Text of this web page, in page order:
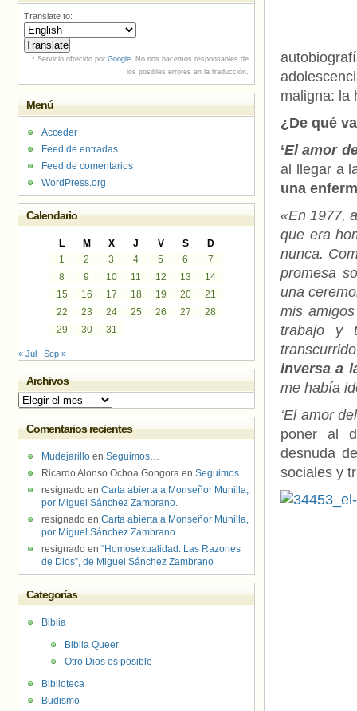
maligna: la
¿De qué
‘El amor
al llegar a
una
«En 1977,
que era
nunca.
promesa
una
mis
trabajo y
inversa a
me había
‘El amor
poner al
desnuda
sociales y
Translate to:
* Servicio ofrecido por Google. No nos hacemos responsables de
los posibles errores en la traducción.
Menú
Acceder
Feed de entradas
Feed de comentarios
WordPress.org
Calendario
L M X J V S
D
1
2 3 4 5 6
7
8
9 10 11 12 13
14
15
16 17 18 19 20
21
22
23 24 25 26 27
28
29
30 31
« Jul Sep »
Archivos
Archivos
Comentarios recientes
Mudejarillo en Seguimos…
Ricardo Alonso Ochoa Gongora en Seguimos…
resignado en Carta abierta a Monseñor Munilla,
por Miguel Sánchez Zambrano.
resignado en Carta abierta a Monseñor Munilla,
por Miguel Sánchez Zambrano.
resignado en “Homosexualidad. Las Razones
de Dios”, de Miguel Sánchez Zambrano
Categorías
Biblia
Biblia Queer
Otro Dios es posible
Biblioteca
Budismo